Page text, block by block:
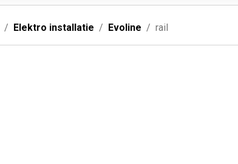
Elektro installatie Evoline rail